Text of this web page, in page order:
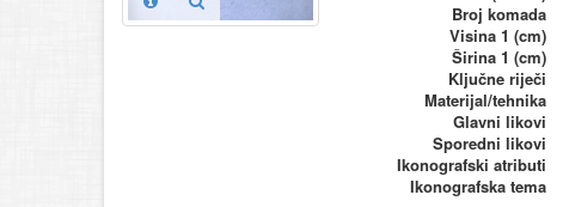
Broj komada
Visina 1 (cm)
Širina 1 (cm)
Ključne riječi
Materijal/tehnika
Glavni likovi
Sporedni likovi
Ikonografski atributi
Ikonografska tema